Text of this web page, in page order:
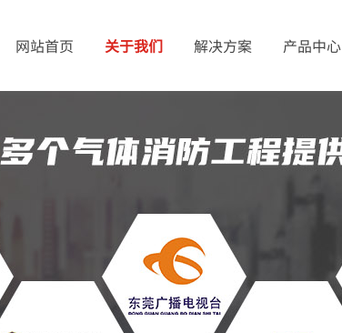
网站首页 关于我们 解决方案 产品中心